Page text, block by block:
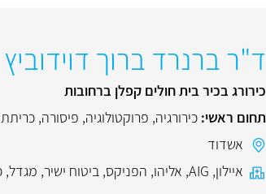
ד"ר ברנרד ברוך דוידוביץ
כירורג בכיר בית חולים קפלן ברחובות
תחום ראשי: כירורגיה, פרוקטולוגיה, פיסורה,
אשדוד
איילון,
AIG
, אליהו, הפניקס, ביטוח ישיר, מגדל,